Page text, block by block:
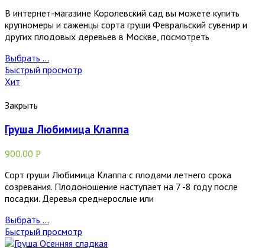
В интернет-магазине Королевский сад вы можете купить
крупномеры и саженцы сорта груши Февральский сувенир и
других плодовых деревьев в Москве, посмотреть
Выбрать ...
Быстрый просмотр
Хит
Закрыть
Груша Любимица Клаппа
900.00 Р
Сорт груши Любимица Клаппа с плодами летнего срока
созревания. Плодоношение наступает на 7 -8 году после
посадки. Деревья среднерослые или
Выбрать ...
Быстрый просмотр